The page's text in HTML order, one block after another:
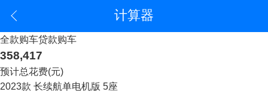
计算器
全款购车贷款购车
358,417
预计总花费(元)
2023款 长续航单电机版 5座